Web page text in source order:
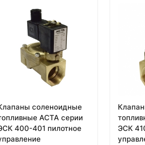
соленоидные
АСТА серии
400-401 пилотное
ЭСК